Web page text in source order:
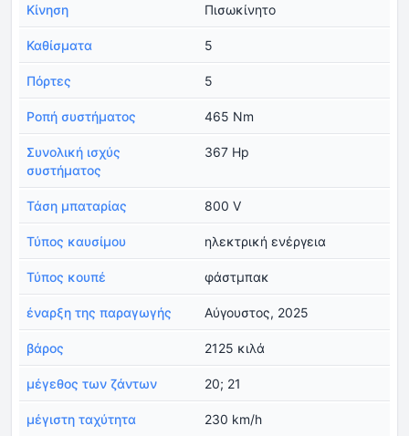
Κίνηση Πισωκίνητο
Καθίσματα 5
Πόρτες 5
Ροπή συστήματος 465 Nm
Συνολική ισχύς
συστήματος
367 Hp
Τάση μπαταρίας 800 V
Τύπος καυσίμου ηλεκτρική ενέργεια
Τύπος κουπέ φάστμπακ
έναρξη της παραγωγής Αύγουστος, 2025
βάρος 2125 κιλά
μέγεθος των ζάντων 20; 21
μέγιστη ταχύτητα 230 km/h